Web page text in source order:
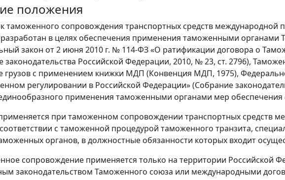
положения
таможенного сопровождения транспортных средств международной
в целях обеспечения применения таможенными органами
закон от 2 июня 2010 г. № 114-ФЗ «О ратификации договора о
законодательства Российской Федерации, 2010, № 23, ст. 2796),
грузов с применением книжки МДП (Конвенция МДП, 1975),
регулировании в Российской Федерации» (Собрание
единообразного применения таможенными органами мер
при таможенном сопровождении транспортных средств
с таможенной процедурой таможенного транзита,
органов, в должностные обязанности которых входит
сопровождение применяется только на территории Российской
законодательством Таможенного союза или международными